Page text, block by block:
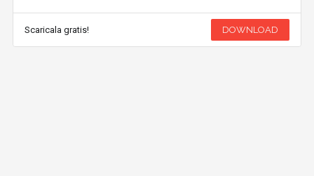
Scaricala gratis! DOWNLOAD